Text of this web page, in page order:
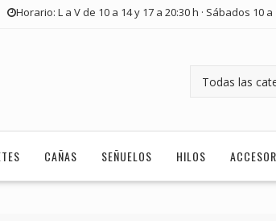
Horario: L a V de 10 a 14 y 17 a 20:30 h · Sábados 10 a
CAÑAS SEÑUELOS HILOS